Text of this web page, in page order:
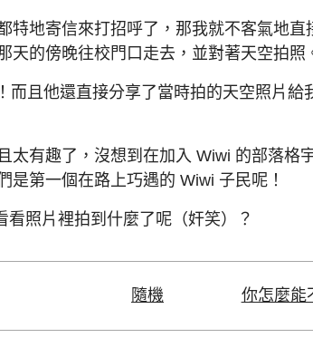
特地寄信來打招呼了，那我就不客氣地直
天的傍晚往校門口走去，並對著天空拍照
而且他還直接分享了當時拍的天空照片給
太有趣了，沒想到在加入 Wiwi 的部落格
是第一個在路上巧遇的 Wiwi 子民呢！
看照片裡拍到什麼了呢（奸笑）？
隨機 你怎麼能